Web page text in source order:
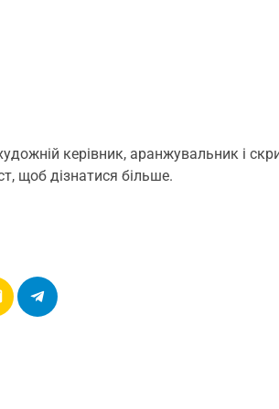
керівник, аранжувальник і
щоб дізнатися більше.